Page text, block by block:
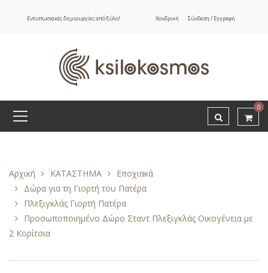
Εντυπωσιακές δημιουργίες από ξύλο! Χονδρική Σύνδεση / Εγγραφή
0
Αρχική ΚΑΤΑΣΤΗΜΑ
Εποχιακά
Δώρα για τη Γιορτή του Πατέρα
Πλεξιγκλάς Γιορτή Πατέρα
Προσωποποιημένο Δώρο Σταντ Πλεξιγκλάς Οικογένεια με
2 Κορίτσια